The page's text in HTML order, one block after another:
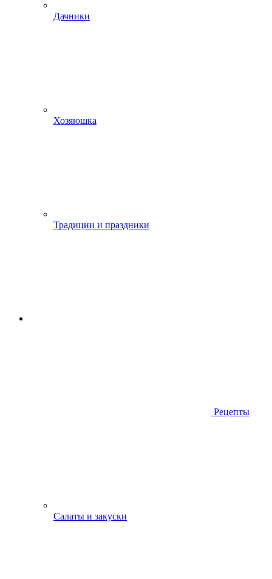
Дачники
Хозяюшка
Традиции и праздники
Рецепты
Салаты и закуски